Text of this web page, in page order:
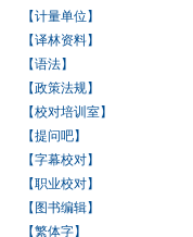
【计量单位】
【译林资料】
【语法】
【政策法规】
【校对培训室】
【提问吧】
【字幕校对】
【职业校对】
【图书编辑】
【繁体字】